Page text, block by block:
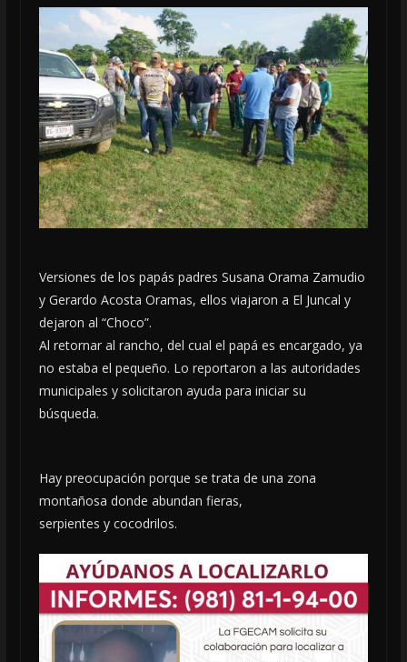
Versiones de los papás padres Susana Orama Zamudio
y Gerardo Acosta Oramas, ellos viajaron a El Juncal y
dejaron al “Choco”.
Al retornar al rancho, del cual el papá es encargado, ya
no estaba el pequeño. Lo reportaron a las autoridades
municipales y solicitaron ayuda para iniciar su
búsqueda.
Hay preocupación porque se trata de una zona
montañosa donde abundan fieras,
serpientes y cocodrilos.